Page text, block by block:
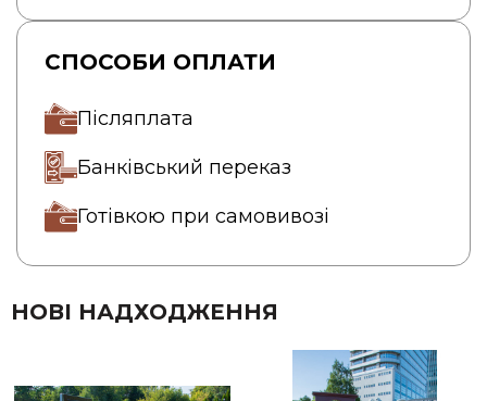
СПОСОБИ ОПЛАТИ
Післяплата
Банківський переказ
Готівкою при самовивозі
НОВІ НАДХОДЖЕННЯ